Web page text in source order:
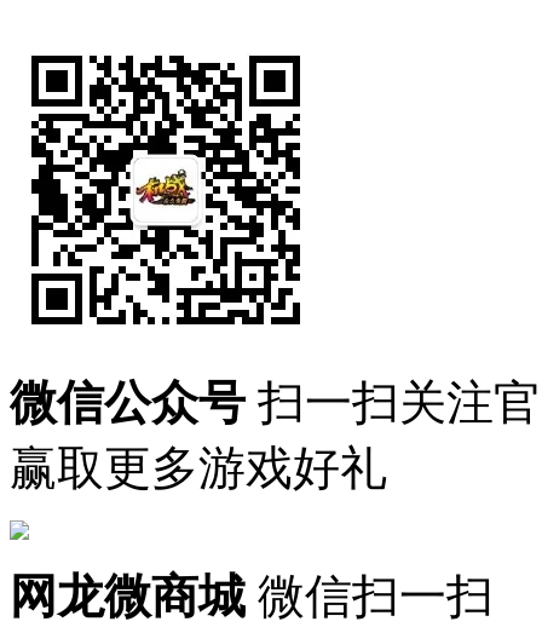
微信公众号 扫一扫关注
赢取更多游戏好礼
网龙微商城 微信扫一扫